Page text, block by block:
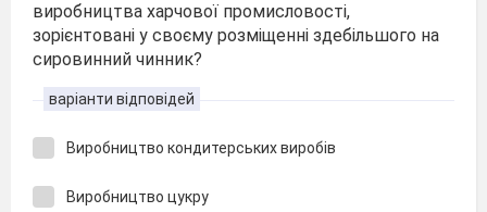
виробництва харчової промисловості,
зорієнтовані у своєму розміщенні здебільшого на
сировинний чинник?
варіанти відповідей
Виробництво кондитерських виробів
Виробництво цукру